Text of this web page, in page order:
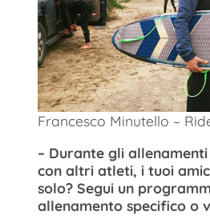
Francesco Minutello –
– Durante gli allenamenti
con altri atleti, i tuoi
solo? Segui un
allenamento specifico o